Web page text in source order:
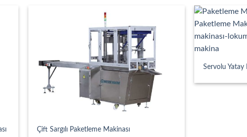
Çift Sargılı Paketleme Makinası
Servolu Yatay